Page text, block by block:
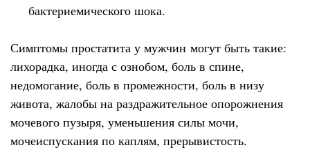
бактериемического шока.
Симптомы простатита у мужчин могут быть такие:
лихорадка, иногда с ознобом, боль в спине,
недомогание, боль в промежности, боль в низу
живота, жалобы на раздражительное опорожнения
мочевого пузыря, уменьшения силы мочи,
мочеиспускания по каплям, прерывистость.